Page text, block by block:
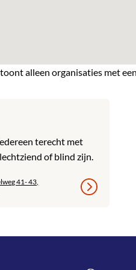
alleen organisaties met
terecht met
of blind zijn.
41- 43,